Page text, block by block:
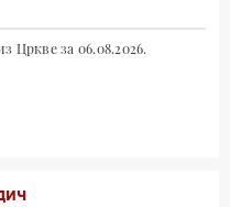
Цркве за 06.08.2026.